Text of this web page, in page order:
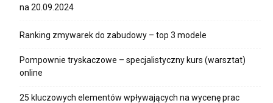
na 20.09.2024
Ranking zmywarek do zabudowy – top 3 modele
Pompownie tryskaczowe – specjalistyczny kurs (warsztat)
online
25 kluczowych elementów wpływających na wycenę prac